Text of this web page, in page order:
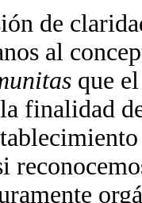
de
al
que
finalidad